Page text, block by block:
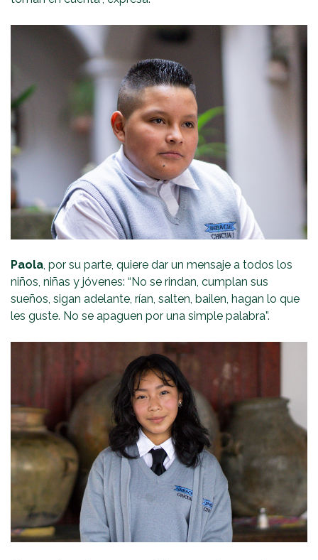
Paola, por su parte, quiere dar un mensaje a todos los
niños, niñas y jóvenes: “No se rindan, cumplan sus
sueños, sigan adelante, rían, salten, bailen, hagan lo que
les guste. No se apaguen por una simple palabra”.